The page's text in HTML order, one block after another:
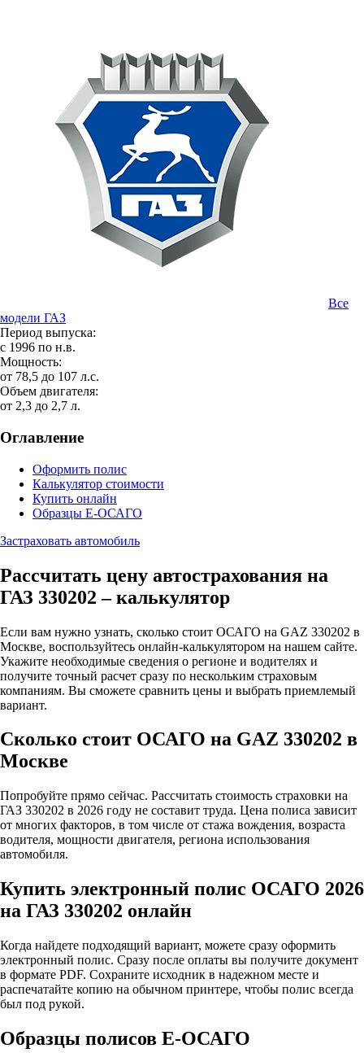
Все
модели ГАЗ
Период выпуска:
с 1996 по н.в.
Мощность:
от 78,5 до 107 л.с.
Объем двигателя:
от 2,3 до 2,7 л.
Оглавление
Оформить полис
Калькулятор стоимости
Купить онлайн
Образцы Е-ОСАГО
Застраховать автомобиль
Рассчитать цену автострахования на
ГАЗ 330202 – калькулятор
Если вам нужно узнать, сколько стоит ОСАГО на GAZ 330202 в
Москве, воспользуйтесь онлайн-калькулятором на нашем сайте.
Укажите необходимые сведения о регионе и водителях и
получите точный расчет сразу по нескольким страховым
компаниям. Вы сможете сравнить цены и выбрать приемлемый
вариант.
Сколько стоит ОСАГО на GAZ 330202 в
Москве
Попробуйте прямо сейчас. Рассчитать стоимость страховки на
ГАЗ 330202 в 2026 году не составит труда. Цена полиса зависит
от многих факторов, в том числе от стажа вождения, возраста
водителя, мощности двигателя, региона использования
автомобиля.
Купить электронный полис ОСАГО 2026
на ГАЗ 330202 онлайн
Когда найдете подходящий вариант, можете сразу оформить
электронный полис. Сразу после оплаты вы получите документ
в формате PDF. Сохраните исходник в надежном месте и
распечатайте копию на обычном принтере, чтобы полис всегда
был под рукой.
Образцы полисов E-ОСАГО